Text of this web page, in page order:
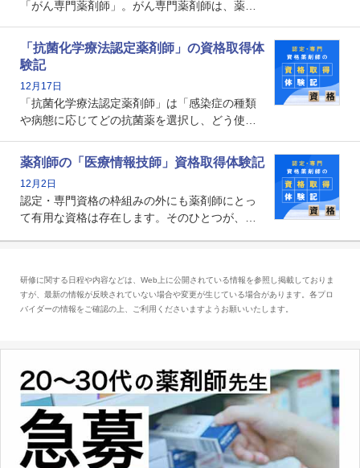
「がん専門薬剤師」。がん専門薬剤師は、薬剤
関する資格として、2009年に発足しました。薬
剤師の専門性を活かして高度化するがん医療に
貢献する姿は、今も病院薬剤師にとって一目置
かれる存在です。
「抗菌化学療法認定薬剤師」の資格取得体
験記
12月17日
「抗菌化学療法認定薬剤師」は「感染症の種類
や病態に応じてどの抗菌薬を選択し、どう使っ
る薬剤師です。現在、感染防止対策加算の施設
基準に専任の薬剤師配置が挙げられており、今
後は感染症領域で薬剤師に、より多くの役割が
求められる可能性もあります。
薬剤師の「医療情報技師」資格取得体験記
12月2日
認定・専門資格の枠組みの外にも薬剤師にとっ
て有用な資格は存在します。そのひとつが、
とは、病院薬剤師を中心に大きな武器になりま
す。
研修に関する日程や内容などは、Web上に公開されている情報を参照し掲載しておりま
すが、最新の情報が反映されていない場合や変更が生じている場合があります。各プロ
バイダーの情報をご確認の上、ご利用くださいますようお願いいたします。